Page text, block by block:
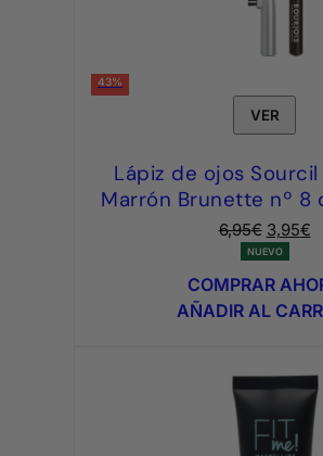
43%
VER
Lápiz de ojos
Marrón Brunette nº 8
6,95€ El
precio
original
era:
6,95€.
3,95€El
NUEVO
COMPRAR
AÑADIR AL